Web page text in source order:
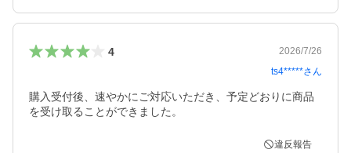
4
2026/7/26
ts4*****さん
購入受付後、速やかにご対応いただき、予定どおりに商品
を受け取ることができました。
違反報告